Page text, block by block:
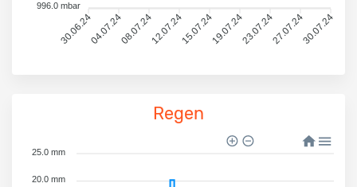
30.06.2404.07.2408.07.2412.07.2415.07.2419.07.2423.07.2427.07.2430.07.24
996.0 mbar
Regen
25.0 mm
20.0 mm